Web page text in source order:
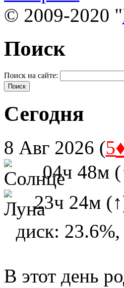
© 2009-2020 "
Поиск
Поиск на сайте:
Сегодня
8 Авг 2026 (5
04ч 48м
23ч 24м
диск:
В этот день